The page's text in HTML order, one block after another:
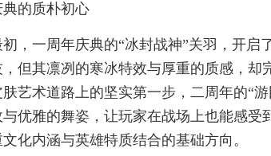
的质朴初心
初，一周年庆典的“冰封战神”关羽，开
但其凛冽的寒冰特效与厚重的质感，
艺术道路上的坚实第一步，二周年的“
优雅的舞姿，让玩家在战场上也能感受
化内涵与英雄特质结合的基础方向。